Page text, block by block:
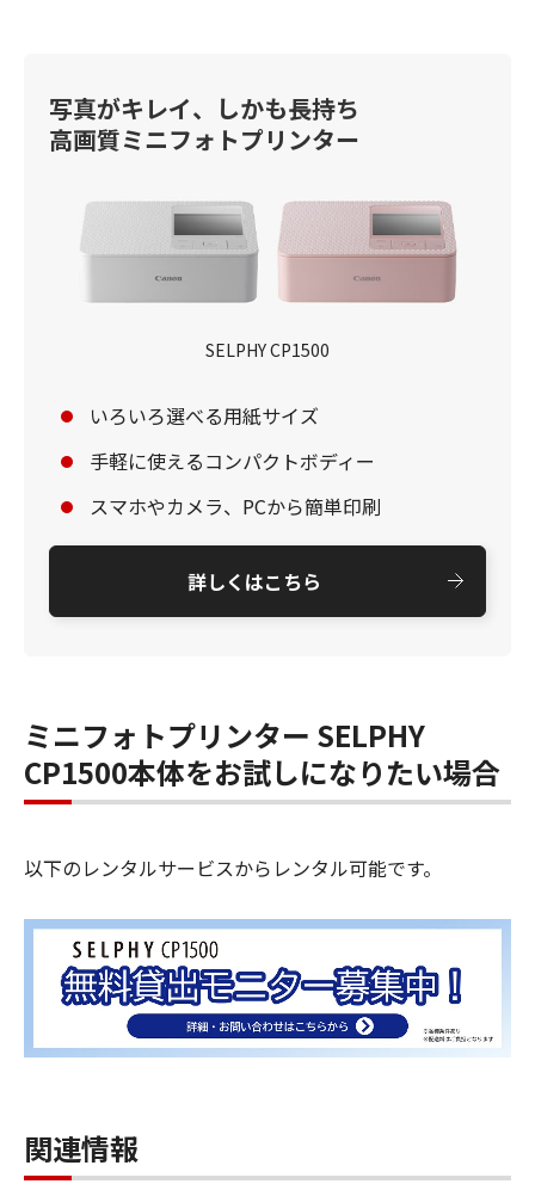
写真がキレイ、しかも長持ち
高画質ミニフォトプリンター
SELPHY CP1500
いろいろ選べる用紙サイズ
手軽に使えるコンパクトボディー
スマホやカメラ、PCから簡単印刷
詳しくはこちら
ミニフォトプリンター SELPHY
CP1500本体をお試しになりたい場合
以下のレンタルサービスからレンタル可能です。
関連情報